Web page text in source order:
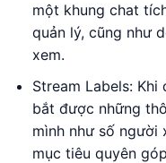
một khung chat
quản lý, cũng như
xem.
Stream Labels: Khi
bắt được những
mình như số người
mục tiêu quyên